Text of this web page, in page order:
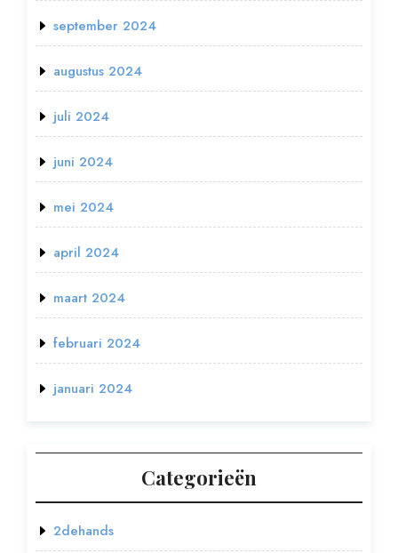
september 2024
augustus 2024
juli 2024
juni 2024
mei 2024
april 2024
maart 2024
februari 2024
januari 2024
Categorieën
2dehands